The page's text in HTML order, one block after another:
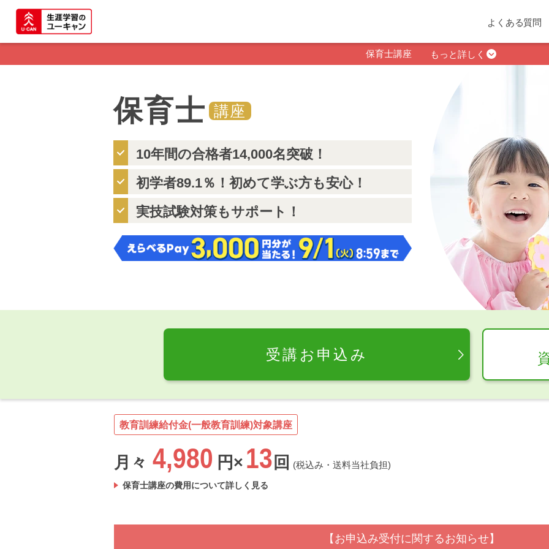
よくある質問
保育士講座 もっと詳しく
保育士 講座
10年間の合格者14,000名突破！
初学者89.1％！初めて学ぶ方も安心！
実技試験対策もサポート！
受講お申込み
教育訓練給付金(一般教育訓練)対象講座
月々 4,980 円× 13 回 (税込み・送料当社負担)
保育士講座の費用について詳しく見る
【お申込み受付に関するお知らせ】